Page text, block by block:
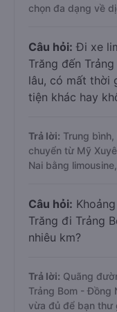
chọn đa dạng về
Câu hỏi: Đi xe
Trăng đến
lâu, có mất thời
tiện khác hay
Trả lời: Trung
chuyển từ Mỹ
Nai bằng
Câu hỏi:
Trăng đi Trảng
nhiêu km?
Trả lời: Quãng
Trảng Bom - Đồng
vừa đủ để bạn thư